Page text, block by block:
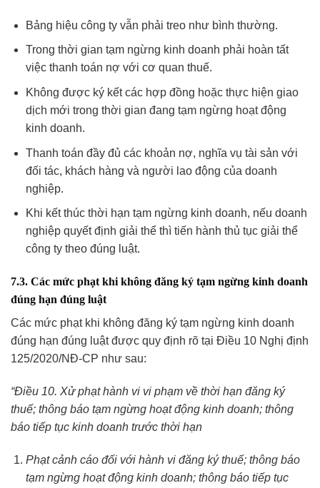
Bảng hiệu công ty vẫn phải treo như bình thường.
Trong thời gian tạm ngừng kinh doanh phải hoàn tất
việc thanh toán nợ với cơ quan thuế.
Không được ký kết các hợp đồng hoặc thực hiện giao
dịch mới trong thời gian đang tạm ngừng hoạt động
kinh doanh.
Thanh toán đầy đủ các khoản nợ, nghĩa vụ tài sản với
đối tác, khách hàng và người lao động của doanh
nghiệp.
Khi kết thúc thời hạn tạm ngừng kinh doanh, nếu doanh
nghiệp quyết định giải thể thì tiến hành thủ tục giải thể
công ty theo đúng luật.
7.3. Các mức phạt khi không đăng ký tạm ngừng kinh doanh
đúng hạn đúng luật
Các mức phạt khi không đăng ký tạm ngừng kinh doanh
đúng hạn đúng luật được quy định rõ tại Điều 10 Nghị định
125/2020/NĐ-CP như sau:
“Điều 10. Xử phạt hành vi vi phạm về thời hạn đăng ký
thuế; thông báo tạm ngừng hoạt động kinh doanh; thông
báo tiếp tục kinh doanh trước thời hạn
Phạt cảnh cáo đối với hành vi đăng ký thuế; thông báo
tạm ngừng hoạt động kinh doanh; thông báo tiếp tục